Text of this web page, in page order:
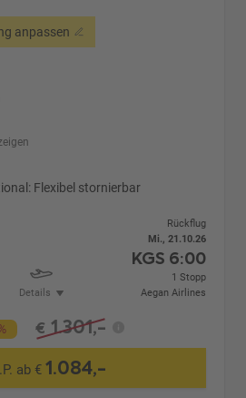
anpassen
Flexibel stornierbar
Details
Rückflug
Mi., 21.10.26
KGS 6:00
1 Stopp
Aegan Airlines
€ 1.301,-
ab €1.084,-